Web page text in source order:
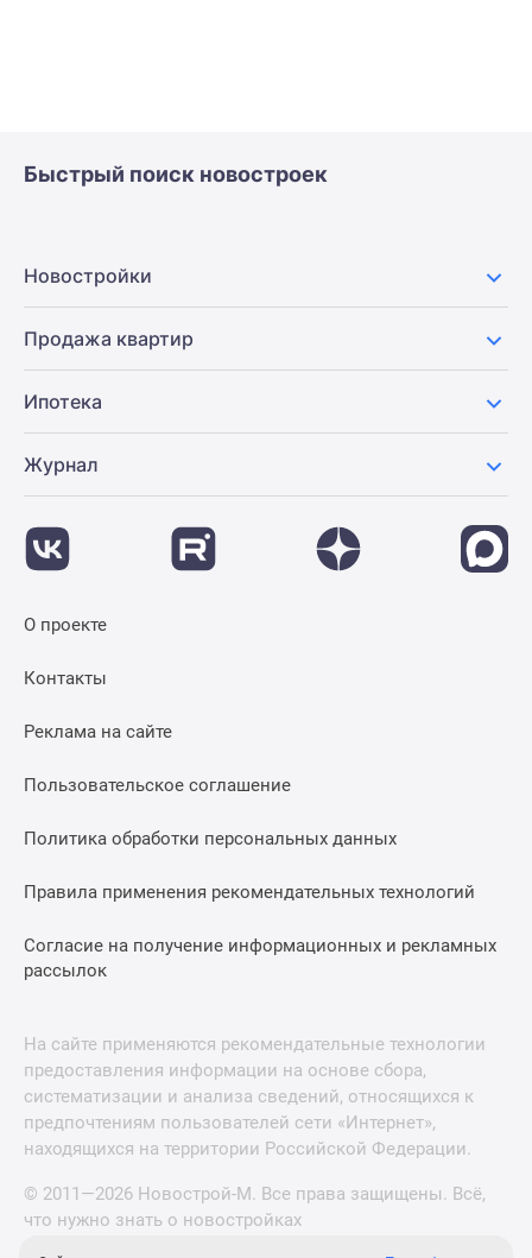
Быстрый поиск новостроек
Новостройки
Продажа квартир
Ипотека
Журнал
О проекте
Контакты
Реклама на сайте
Пользовательское соглашение
Политика обработки персональных данных
Правила применения рекомендательных технологий
Согласие на получение информационных и рекламных
рассылок
На сайте применяются рекомендательные технологии
предоставления информации на основе сбора,
систематизации и анализа сведений, относящихся к
предпочтениям пользователей сети «Интернет»,
находящихся на территории Российской Федерации.
© 2011—2026 Новострой-М. Все права защищены. Всё,
что нужно знать о новостройках